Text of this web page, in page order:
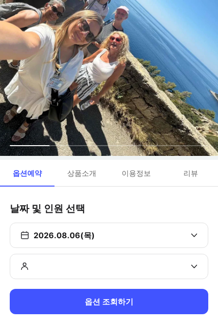
옵션예약 상품소개 이용정보 리뷰
날짜 및 인원 선택
2026.08.06(목)
옵션 조회하기